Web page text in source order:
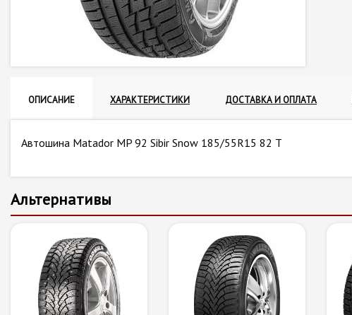
ОПИСАНИЕ ХАРАКТЕРИСТИКИ ДОСТАВКА И ОПЛАТА
Автошина Matador MP 92 Sibir Snow 185/55R15 82 T
Альтернативы